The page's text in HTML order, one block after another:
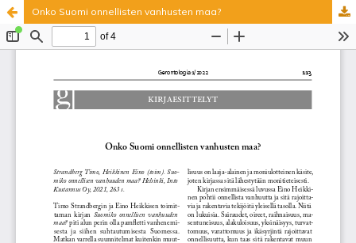
Onko Suomi onnellisten vanhusten maa?
Tieteellisten seurain valtuuskunta